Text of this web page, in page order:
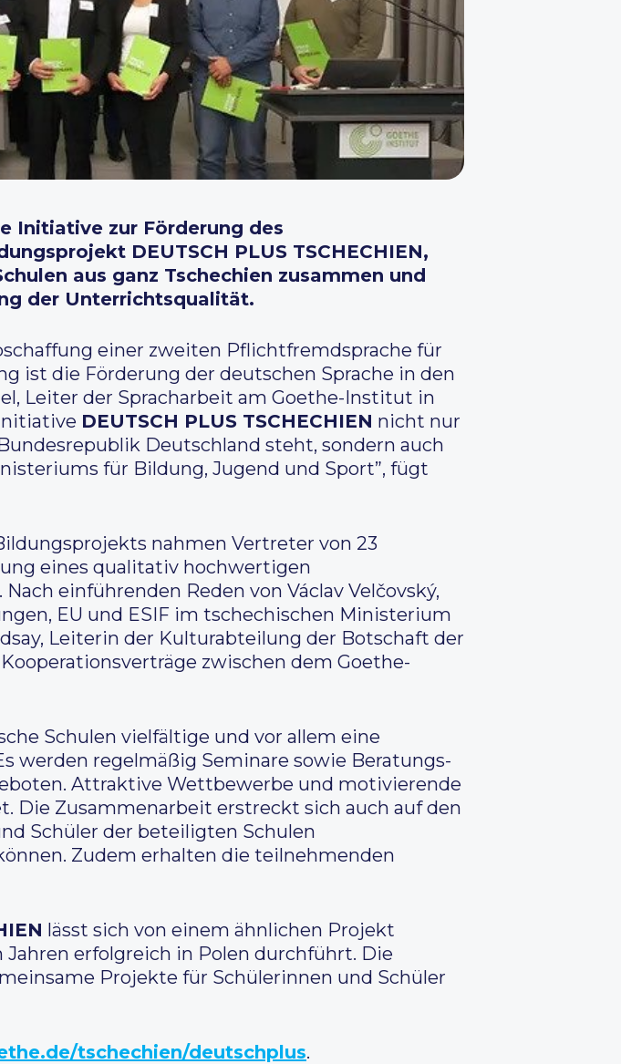
Initiative zur Förderung des
DEUTSCH PLUS TSCHECHIEN,
aus ganz Tschechien zusammen und
der Unterrichtsqualität.
einer zweiten Pflichtfremdsprache für
ist die Förderung der deutschen Sprache in den
Leiter der Spracharbeit am Goethe-Institut in
DEUTSCH PLUS TSCHECHIEN nicht nur
Deutschland steht, sondern auch
für Bildung, Jugend und Sport”, fügt
nahmen Vertreter von 23
eines qualitativ hochwertigen
einführenden Reden von Václav Velčovský,
EU und ESIF im tschechischen Ministerium
Leiterin der Kulturabteilung der Botschaft der
zwischen dem Goethe-
Schulen vielfältige und vor allem eine
werden regelmäßig Seminare sowie Beratungs-
Attraktive Wettbewerbe und motivierende
Die Zusammenarbeit erstreckt sich auch auf den
Schüler der beteiligten Schulen
Zudem erhalten die teilnehmenden
lässt sich von einem ähnlichen Projekt
erfolgreich in Polen durchführt. Die
Projekte für Schülerinnen und Schüler
tschechien/deutschplus.